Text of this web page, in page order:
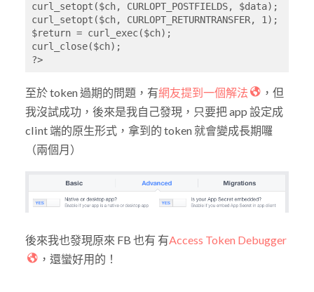
curl_setopt($ch, CURLOPT_POSTFIELDS, $data);
curl_setopt($ch, CURLOPT_RETURNTRANSFER, 1);
$return = curl_exec($ch);
curl_close($ch);
?>
至於 token 過期的問題，有網友提到一個解法
，但
我沒試成功，後來是我自己發現，只要把 app 設定成
clint 端的原生形式，拿到的 token 就會變成長期囉
（兩個月）
後來我也發現原來 FB 也有 有Access Token Debugger
，還蠻好用的！